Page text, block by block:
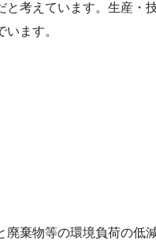
考えています。生産・
ます。
棄物等の環境負荷の低